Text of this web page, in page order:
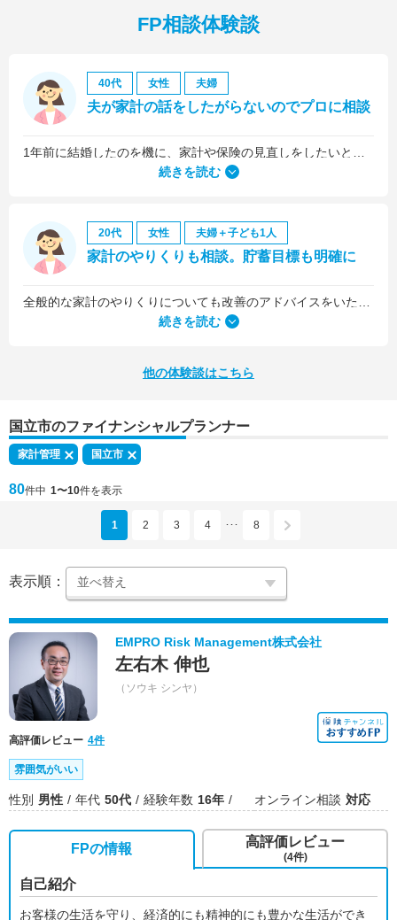
FP相談体験談
40代 女性 夫婦
夫が家計の話をしたがらないのでプロに相談
続きを読む
20代 女性 夫婦＋子ども1人
家計のやりくりも相談。貯蓄目標も明確に
続きを読む
他の体験談はこちら
国立市のファイナンシャルプランナー
家計管理 国立市
80件中 1〜10件を表示
1 2 3 4 ･･･ 8
表示順：
EMPRO Risk Management株式会社
左右木 伸也
（ソウキ シンヤ）
高評価レビュー 4件
雰囲気がいい
性別 男性 年代 50代 経験年数 16年 オンライン相談 対応
FPの情報
自己紹介
お客様の生活を守り、経済的にも精神的にも豊かな生活ができ
高評価レビュー
(4件)